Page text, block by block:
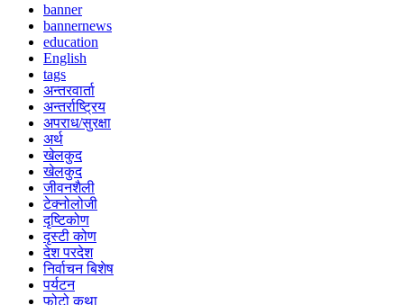
banner
bannernews
education
English
tags
अन्तरवार्ता
अन्तर्राष्ट्रिय
अपराध/सुरक्षा
अर्थ
खेलकुद
खेलकुद
जीवनशैली
टेक्नोलोजी
दृष्टिकोण
दृस्टी कोण
देश परदेश
निर्वाचन बिशेष
पर्यटन
फोटो कथा